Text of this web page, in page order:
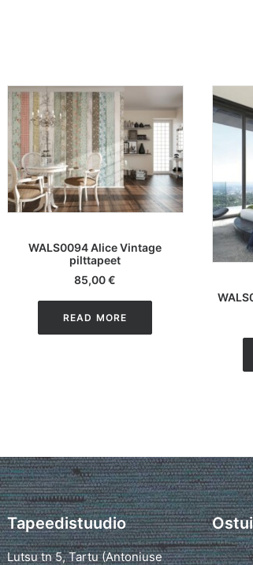
WALS0094 Alice Vintage
pilttapeet
85,00€
READ MORE
Tapeedistuudio
Lutsu tn 5, Tartu (Antoniuse